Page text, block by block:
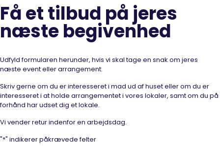
Få et tilbud på jeres
næste begivenhed
Udfyld formularen herunder, hvis vi skal tage en snak om jeres
næste event eller arrangement.
Skriv gerne om du er interesseret i mad ud af huset eller om du er
interesseret i at holde arrangementet i vores lokaler, samt om du på
forhånd har udset dig et lokale.
Vi vender retur indenfor en arbejdsdag.
"*" indikerer påkrævede felter